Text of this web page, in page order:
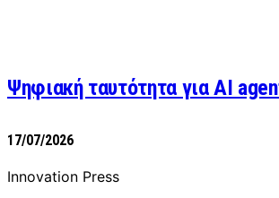
Ψηφιακή ταυτότητα για AI
17/07/2026
Innovation Press